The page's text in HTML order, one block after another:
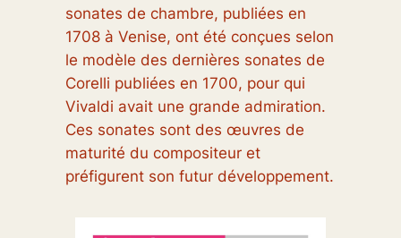
sonates de chambre, publiées en
1708 à Venise, ont été conçues selon
le modèle des dernières sonates de
Corelli publiées en 1700, pour qui
Vivaldi avait une grande admiration.
Ces sonates sont des œuvres de
maturité du compositeur et
préfigurent son futur développement.